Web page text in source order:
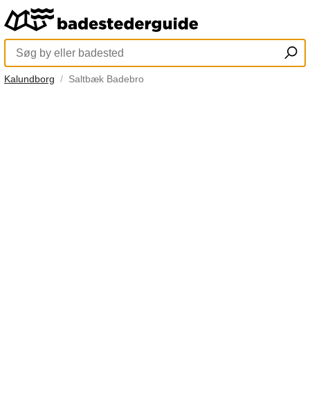
Kalundborg Saltbæk Badebro